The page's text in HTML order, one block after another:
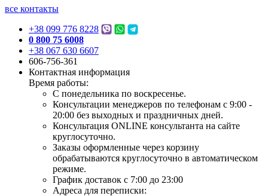
все контакты
+38 099 776 8228
0 800 75 6008
+38 067 630 6607
606-756-361
Контактная информация
Время работы:
С понедельника по воскресенье.
Консультации менеджеров по телефонам с 9:00 -
20:00 без выходных и праздничных дней.
Консультация ONLINE консультанта на сайте
круглосуточно.
Заказы оформленные через корзину
обрабатываются круглосуточно в автоматическом
режиме.
График доставок с 7:00 до 23:00
Адреса для переписки: